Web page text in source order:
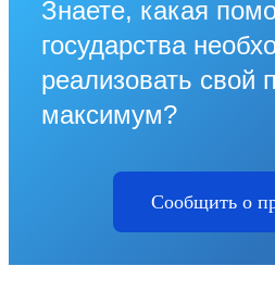
Знаете, какая
государства
реализовать свой
максимум?
Сообщить о